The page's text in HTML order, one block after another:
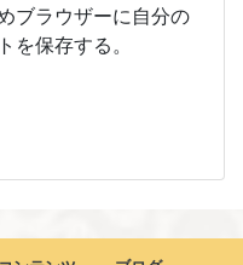
ブラウザーに自分の
を保存する。